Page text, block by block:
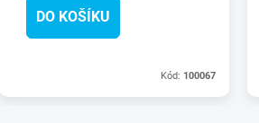
DO KOŠÍKU
Kód: 100067